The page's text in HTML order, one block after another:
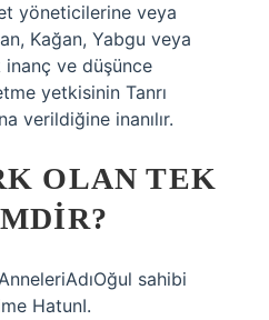
yöneticilerine veya
Kağan, Yabgu veya
inanç ve düşünce
yetkisinin Tanrı
verildiğine inanılır.
OLAN TEK
sahibi
HatunI.